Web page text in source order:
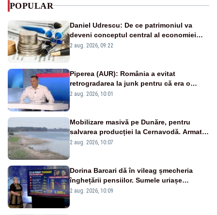
POPULAR
Daniel Udrescu: De ce patrimoniul va
deveni conceptul central al economiei
viitoare?
2 aug. 2026, 09:22
Piperea (AUR): România a evitat
retrogradarea la junk pentru că era o
catastrofă pentru bănci și fondurile de
2 aug. 2026, 10:01
Mobilizare masivă pe Dunăre, pentru
salvarea producției la Cernavodă. Armata
va detona o stâncă și va devia apa
2 aug. 2026, 10:07
Dorina Barcari dă în vileag șmecheria
înghețării pensiilor. Sumele uriașe
pierdute de fiecare român
2 aug. 2026, 10:09